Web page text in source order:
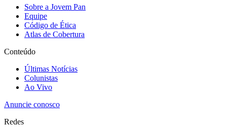
Sobre a Jovem Pan
Equipe
Código de Ética
Atlas de Cobertura
Conteúdo
Últimas Notícias
Colunistas
Ao Vivo
Anuncie conosco
Redes